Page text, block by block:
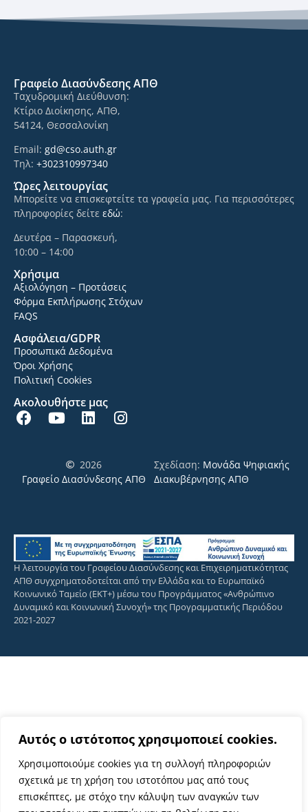
Αυτός ο ιστότοπος χρησιμοποιεί cookies.
Χρησιμοποιούμε cookies για τη συλλογή πληροφοριών
σχετικά με τη χρήση του ιστοτόπου μας από τους
επισκέπτες, με στόχο την κάλυψη των αναγκών των
Γραφείο Διασύνδεσης ΑΠΘ
Ταχυδρομική Διεύθυνση:
Κτίριο Διοίκησης, ΑΠΘ,
54124, Θεσσαλονίκη
Email: gd@cso.auth.gr
Τηλ: +302310997340
Ώρες λειτουργίας
Μπορείτε να επισκεφτείτε τα γραφεία μας. Για περισσότερες
πληροφορίες δείτε εδώ:
Δευτέρα – Παρασκευή,
10:00 – 14:00
Χρήσιμα
Αξιολόγηση – Προτάσεις
Φόρμα Εκπλήρωσης Στόχων
FAQS
Ασφάλεια/GDPR
Προσωπικά Δεδομένα
Όροι Χρήσης
Πολιτική Cookies
Ακολουθήστε μας
2026
Γραφείο Διασύνδεσης ΑΠΘ
Σχεδίαση: Μονάδα Ψηφιακής
Διακυβέρνησης ΑΠΘ
Η λειτουργία του Γραφείου Διασύνδεσης και Επιχειρηματικότητας
ΑΠΘ συγχρηματοδοτείται από την Ελλάδα και το Ευρωπαϊκό
Κοινωνικό Ταμείο (ΕΚΤ+) μέσω του Προγράμματος «Ανθρώπινο
Δυναμικό και Κοινωνική Συνοχή» της Προγραμματικής Περιόδου
2021-2027